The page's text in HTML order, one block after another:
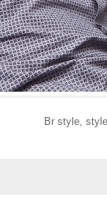
Br style,